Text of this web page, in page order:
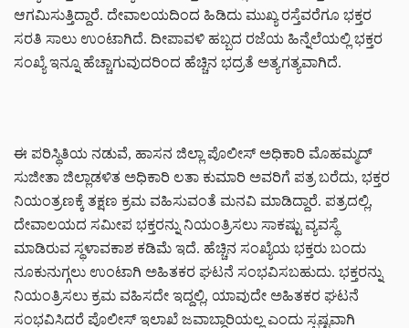
ಆಗಮಿಸುತ್ತಿದ್ದಾರೆ. ದೇವಾಲಯದಿಂದ ಹಿಡಿದು ಮುಖ್ಯ ರಸ್ತೆವರೆಗೂ ಭಕ್ತರ
ಸರತಿ ಸಾಲು ಉಂಟಾಗಿದೆ. ದೀಪಾವಳಿ ಹಬ್ಬದ ರಜೆಯ ಹಿನ್ನೆಲೆಯಲ್ಲಿ ಭಕ್ತರ
ಸಂಖ್ಯೆ ಇನ್ನೂ ಹೆಚ್ಚಾಗುವುದರಿಂದ ಹೆಚ್ಚಿನ ಭದ್ರತೆ ಅತ್ಯಗತ್ಯವಾಗಿದೆ.
ಈ ಪರಿಸ್ಥಿತಿಯ ನಡುವೆ, ಹಾಸನ ಜಿಲ್ಲಾ ಪೊಲೀಸ್ ಅಧಿಕಾರಿ ಮೊಹಮ್ಮದ್
ಸುಜೀತಾ ಜಿಲ್ಲಾಡಳಿತ ಅಧಿಕಾರಿ ಲತಾ ಕುಮಾರಿ ಅವರಿಗೆ ಪತ್ರ ಬರೆದು, ಭಕ್ತರ
ನಿಯಂತ್ರಣಕ್ಕೆ ತಕ್ಷಣ ಕ್ರಮ ವಹಿಸುವಂತೆ ಮನವಿ ಮಾಡಿದ್ದಾರೆ. ಪತ್ರದಲ್ಲಿ,
ದೇವಾಲಯದ ಸಮೀಪ ಭಕ್ತರನ್ನು ನಿಯಂತ್ರಿಸಲು ಸಾಕಷ್ಟು ವ್ಯವಸ್ಥೆ
ಮಾಡಿರುವ ಸ್ಥಳಾವಕಾಶ ಕಡಿಮೆ ಇದೆ. ಹೆಚ್ಚಿನ ಸಂಖ್ಯೆಯ ಭಕ್ತರು ಬಂದು
ನೂಕುನುಗ್ಗಲು ಉಂಟಾಗಿ ಅಹಿತಕರ ಘಟನೆ ಸಂಭವಿಸಬಹುದು. ಭಕ್ತರನ್ನು
ನಿಯಂತ್ರಿಸಲು ಕ್ರಮ ವಹಿಸದೇ ಇದ್ದಲ್ಲಿ, ಯಾವುದೇ ಅಹಿತಕರ ಘಟನೆ
ಸಂಭವಿಸಿದರೆ ಪೊಲೀಸ್ ಇಲಾಖೆ ಜವಾಬ್ದಾರಿಯಲ್ಲ ಎಂದು ಸ್ಪಷ್ಟವಾಗಿ